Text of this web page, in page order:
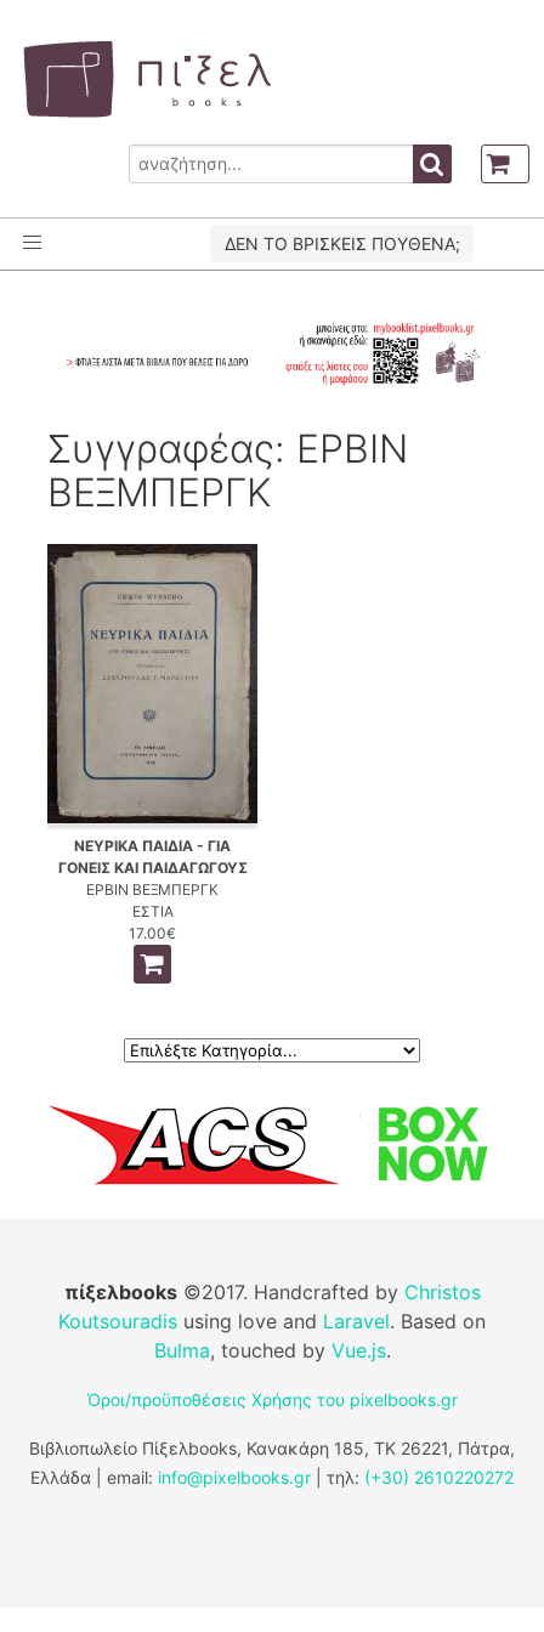
ΔΕΝ ΤΟ ΒΡΙΣΚΕΙΣ ΠΟΥΘΕΝΑ;
Συγγραφέας: ΕΡΒΙΝ
ΒΕΞΜΠΕΡΓΚ
ΝΕΥΡΙΚΑ ΠΑΙΔΙΑ - ΓΙΑ
ΓΟΝΕΙΣ ΚΑΙ ΠΑΙΔΑΓΩΓΟΥΣ
ΕΡΒΙΝ ΒΕΞΜΠΕΡΓΚ
ΕΣΤΙΑ
17.00€
πίξελbooks©2017. Handcrafted by Christos
Koutsouradis using love and Laravel. Based on
Bulma, touched by Vue.js.
Όροι/προϋποθέσεις Χρήσης του pixelbooks.gr
Βιβλιοπωλείο Πίξελbooks, Κανακάρη 185, ΤΚ 26221, Πάτρα,
Ελλάδα | email: info@pixelbooks.gr | τηλ: (+30) 2610220272